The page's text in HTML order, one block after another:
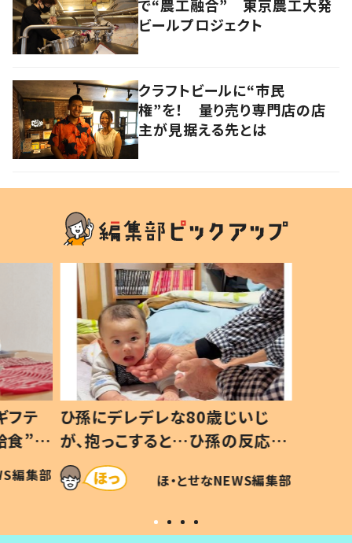
で“農工融合” 東京農工大発
ビールプロジェクト
クラフトビールに“市民
権”を！ 量り売り専門店の店
主が見据える先とは
フテ
食”を
の親
編集部
ひ孫にデレデレな80歳じいじ
が、抱っこすると…ひ孫の反応に
「涙が出ました」「可愛くて仕方な
い」
ほ・とせなNEWS編集部